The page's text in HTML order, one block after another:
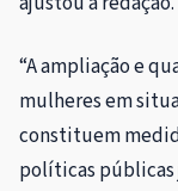
“A ampliação e
mulheres em
constituem
políticas públicas